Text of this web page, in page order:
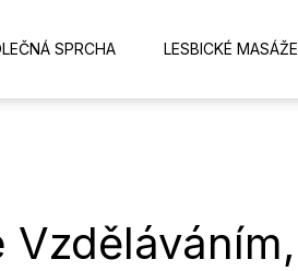
SPRCHA LESBICKÉ MASÁŽE